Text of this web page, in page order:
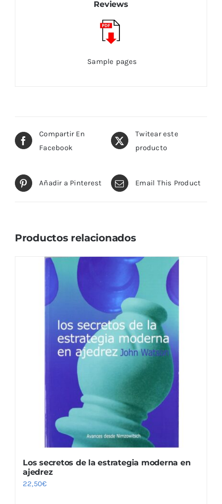
Reviews
Sample pages
Compartir En
Facebook
Twitear este
producto
Añadir a Pinterest Email This Product
Productos relacionados
Los secretos de la estrategia moderna en
ajedrez
22,50€